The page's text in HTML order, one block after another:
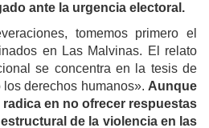
ante la urgencia electoral .
tomemos primero el
en Las Malvinas. El relato
se concentra en la tesis de
derechos humanos». Aunque
en no ofrecer respuestas
de la violencia en las